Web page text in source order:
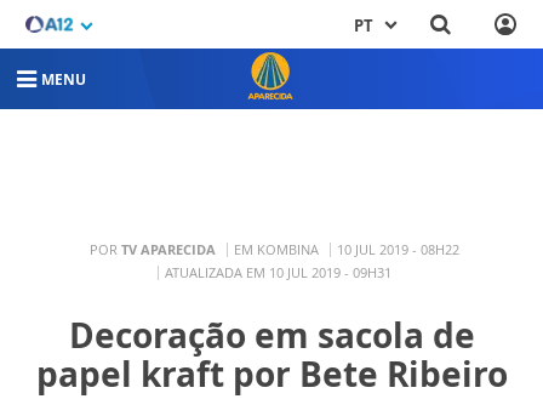
PT
MENU
POR TV APARECIDA EM KOMBINA
10 JUL 2019 - 08H22
ATUALIZADA EM 10 JUL 2019 - 09H31
Decoração em sacola de
papel kraft por Bete Ribeiro